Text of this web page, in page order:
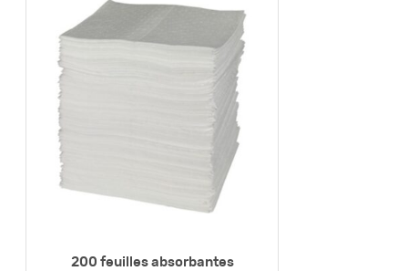
200 feuilles absorbantes